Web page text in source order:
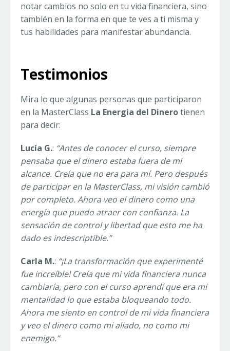
notar cambios no solo en tu vida financiera, sino
también en la forma en que te ves a ti misma y
tus habilidades para manifestar abundancia.
Testimonios
Mira lo que algunas personas que participaron
en la MasterClass La Energia del Dinerotienen
para decir:
Lucía G.: “Antes de conocer el curso, siempre
pensaba que el dinero estaba fuera de mi
alcance. Creía que no era para mí. Pero después
de participar en la MasterClass, mi visión cambió
por completo. Ahora veo el dinero como una
energía que puedo atraer con confianza. La
sensación de control y libertad que esto me ha
dado es indescriptible.”
Carla M.: “¡La transformación que experimenté
fue increíble! Creía que mi vida financiera nunca
cambiaría, pero con el curso aprendí que era mi
mentalidad lo que estaba bloqueando todo.
Ahora me siento en control de mi vida financiera
y veo el dinero como mi aliado, no como mi
enemigo.”